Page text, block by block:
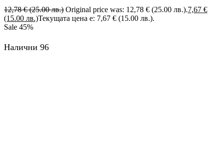
12,78€ (25.00 лв.) Original price was: 12,78 € (25.00 лв.).7,67 €
(15.00 лв.)Текущата цена е: 7,67 € (15.00 лв.).
Sale 45%
Налични 96